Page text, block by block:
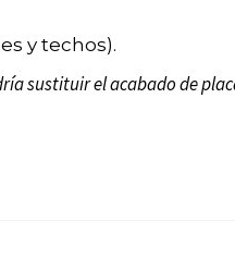
y techos).
sustituir el acabado de